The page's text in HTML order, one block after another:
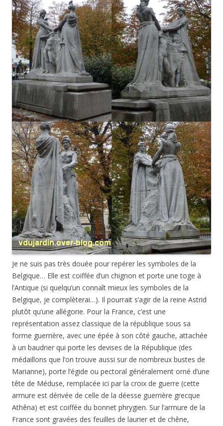
Je ne suis pas très douée pour repérer les symboles de la
Belgique… Elle est coiffée d’un chignon et porte une toge à
l’Antique (si quelqu’un connaît mieux les symboles de la
Belgique, je complèterai…). Il pourrait s’agir de la reine Astrid
plutôt qu’une allégorie. Pour la France, c’est une
représentation assez classique de la république sous sa
forme guerrière, avec une épée à son côté gauche, attachée
à un baudrier qui porte les devises de la République (des
médaillons que l’on trouve aussi sur de nombreux bustes de
Marianne), porte l’égide ou pectoral généralement orné d’une
tête de Méduse, remplacée ici par la croix de guerre (cette
armure est dérivée de celle de la déesse guerrière grecque
Athêna) et est coiffée du bonnet phrygien. Sur l’armure de la
France sont gravées des feuilles de laurier et de chêne,